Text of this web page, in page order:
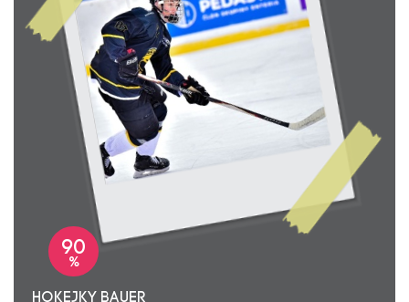
90
%
HOKEJKY BAUER